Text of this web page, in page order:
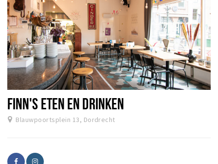
FINN'S ETEN EN DRINKEN
Blauwpoortsplein 13, Dordrecht